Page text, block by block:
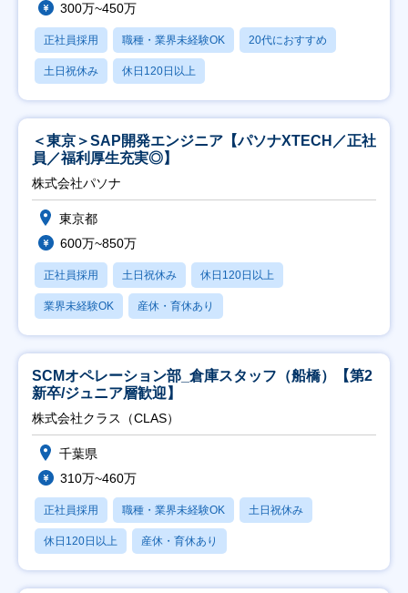
300万~450万
正社員採用 職種・業界未経験OK 20代におすすめ
土日祝休み 休日120日以上
＜東京＞SAP開発エンジニア【パソナXTECH／正社
員／福利厚生充実◎】
株式会社パソナ
東京都
600万~850万
正社員採用 土日祝休み 休日120日以上
業界未経験OK 産休・育休あり
SCMオペレーション部_倉庫スタッフ（船橋）【第2
新卒/ジュニア層歓迎】
株式会社クラス（CLAS）
千葉県
310万~460万
正社員採用 職種・業界未経験OK 土日祝休み
休日120日以上 産休・育休あり